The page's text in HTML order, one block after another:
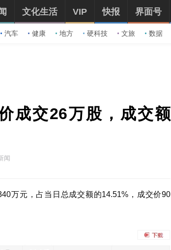
汽车 健康 地方 硬科技 文旅 数据
文化生活 VIP 快报 界面号
成交26万股，成交额
闻
万元，占当日总成交额的14.51%，成交价90